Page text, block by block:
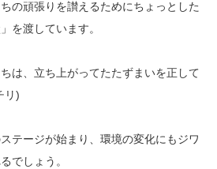
の頑張りを讃えるためにちょっとした
を渡しています。
は、立ち上がってたたずまいを正して
リ)
テージが始まり、環境の変化にもジワ
でしょう。